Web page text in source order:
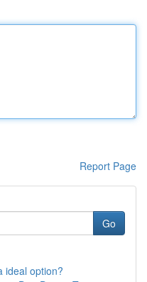
Report Page
Go
ideal option?